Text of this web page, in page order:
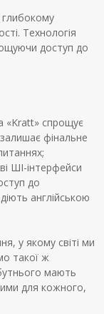
глибокому
Технологія
доступ до
«Kratt» спрощує
фінальне
ШІ-інтерфейси
до
англійською
у якому світі ми
такої ж
мають
для кожного,